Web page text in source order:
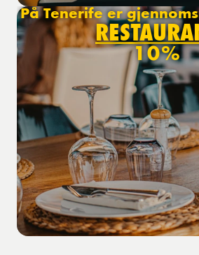
På Tenerife er
10%